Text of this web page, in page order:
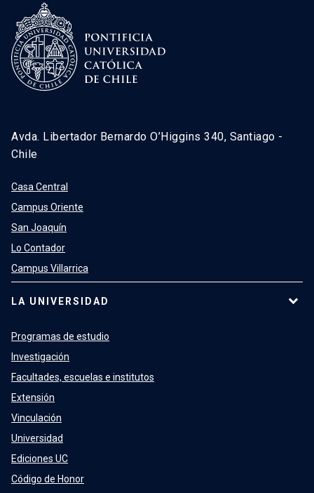
Avda. Libertador Bernardo O’Higgins 340, Santiago -
Chile
Casa Central
Campus Oriente
San Joaquín
Lo Contador
Campus Villarrica
LA UNIVERSIDAD
Programas de estudio
Investigación
Facultades, escuelas e institutos
Extensión
Vinculación
Universidad
Ediciones UC
Código de Honor